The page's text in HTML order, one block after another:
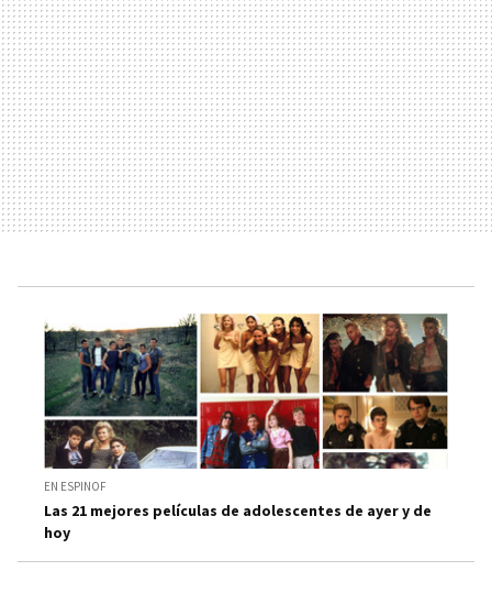
EN ESPINOF
Las 21 mejores películas de adolescentes de ayer y de
hoy